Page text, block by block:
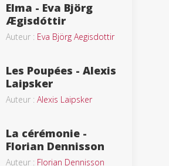
Elma - Eva Björg
Ægisdóttir
Auteur : Eva Björg Aegisdottir
Les Poupées - Alexis
Laipsker
Auteur : Alexis Laipsker
La cérémonie -
Florian Dennisson
Auteur : Florian Dennisson